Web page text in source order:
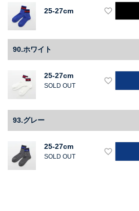
25-27cm
90.ホワイト
25-27cm
SOLD OUT
93.グレー
25-27cm
SOLD OUT